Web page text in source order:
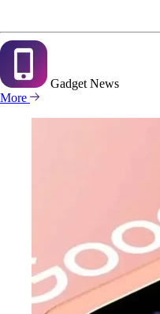
Gadget News
More